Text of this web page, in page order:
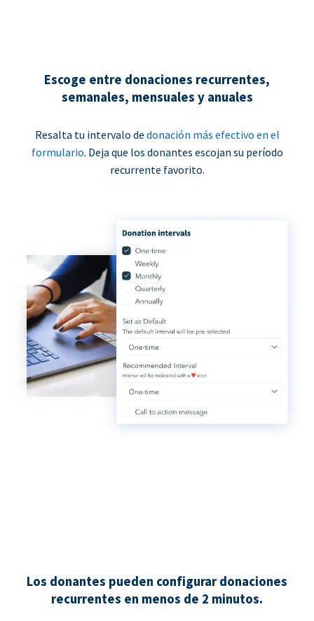
Escoge entre donaciones recurrentes,
semanales, mensuales y anuales
Resalta tu intervalo de donación más efectivo en el
formulario. Deja que los donantes escojan su período
recurrente favorito.
Los donantes pueden configurar donaciones
recurrentes en menos de 2 minutos.